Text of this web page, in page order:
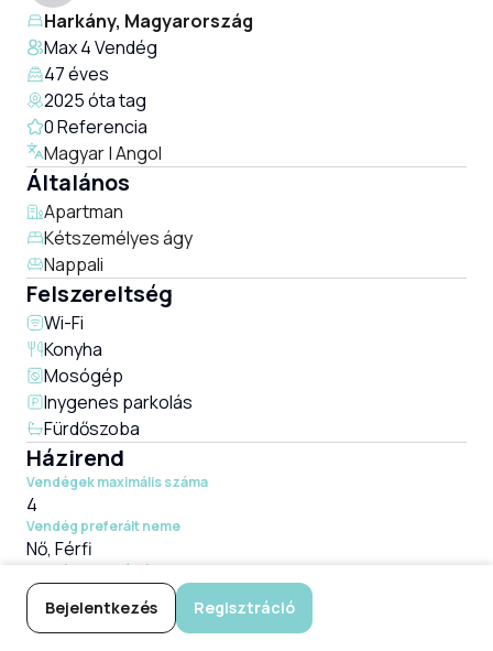
Harkány, Magyarország
Max 4 Vendég
47éves
2025 óta tag
0Referencia
Magyar | Angol
Általános
Apartman
Kétszemélyes ágy
Nappali
Felszereltség
Wi-Fi
Konyha
Mosógép
Inygenes parkolás
Fürdőszoba
Házirend
Vendégek maximális száma
4
Vendég preferált neme
Nő, Férfi
Vendég preferált életkora
18-100
A vendéglátó dohányzik?
Nem
Bejelentkezés Regisztráció